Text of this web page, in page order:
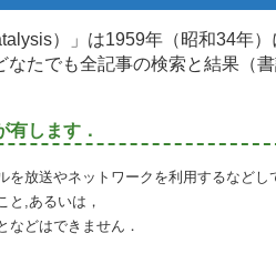
）」は1959年（昭和34年
なたでも全記事の検索と結果（
有します．
を放送やネットワークを利用するなど
と,あるいは，
などはできません．